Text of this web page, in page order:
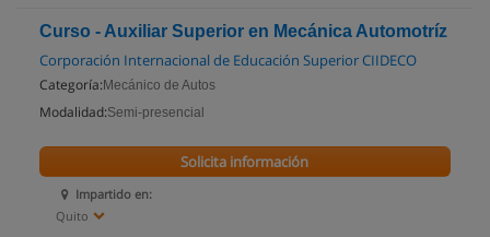
Curso - Auxiliar Superior en Mecánica Automotríz
Corporación Internacional de Educación Superior CIIDECO
Categoría: Mecánico de Autos
Modalidad:Semi-presencial
Impartido en:
Quito
Solicita información